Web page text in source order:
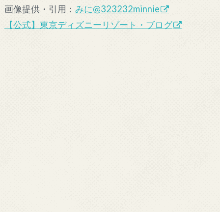
画像提供・引用： みに@323232minnie
【公式】東京ディズニーリゾート・ブログ